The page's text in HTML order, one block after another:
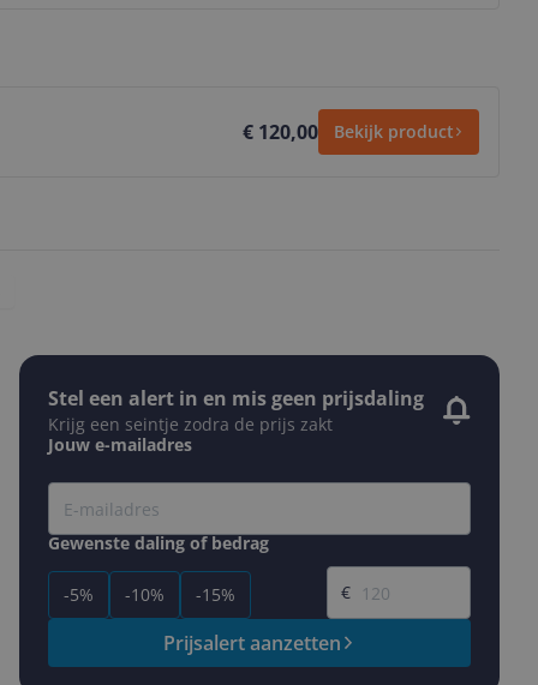
€ 120,00 Bekijk product
Stel een alert in en mis geen prijsdaling
Krijg een seintje zodra de prijs zakt
Jouw e-mailadres
Gewenste daling of bedrag
-5% -10% -15%
Gewenste prijs
€
Prijsalert aanzetten